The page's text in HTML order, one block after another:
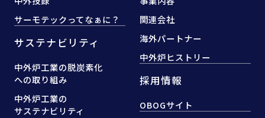
サーモテックってなぁに？
サステナビリティ
中外炉工業の脱炭素化
への取り組み
中外炉工業の
サステナビリティ
関連会社
海外パートナー
中外炉ヒストリー
採用情報
OBOGサイト